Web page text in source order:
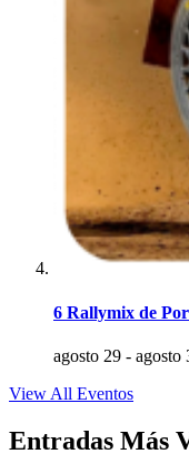
6 Rallymix de
agosto 29 - agosto
View All Eventos
Entradas Más